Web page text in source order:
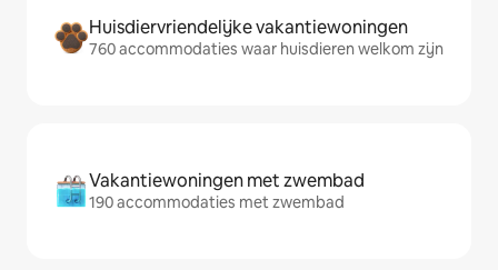
Huisdiervriendelijke vakantiewoningen
760 accommodaties waar huisdieren welkom zijn
Vakantiewoningen met zwembad
190 accommodaties met zwembad